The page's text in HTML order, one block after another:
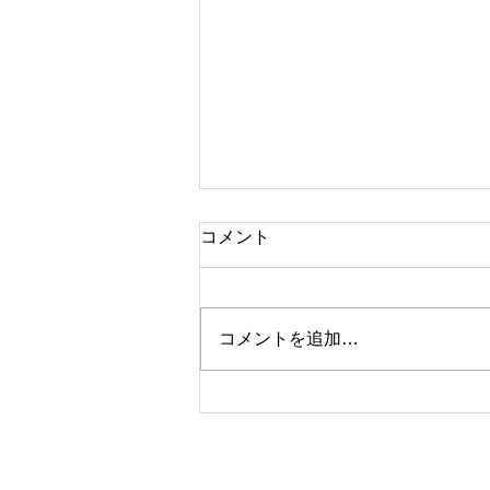
10月営業日のお知らせ
コメント
コメントを追加…